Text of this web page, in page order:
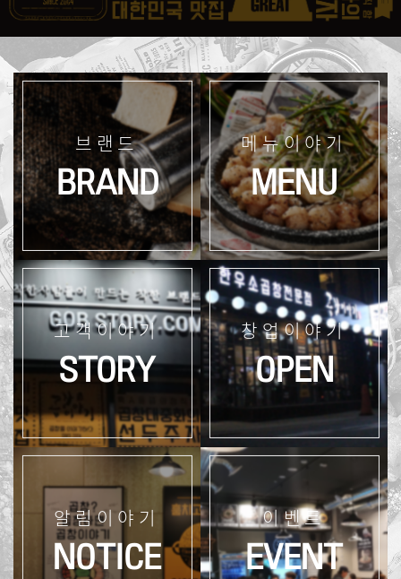
브랜드
BRAND
메뉴이야기
MENU
고객이야기
STORY
창업이야기
OPEN
알림이야기
NOTICE
이벤트
EVENT